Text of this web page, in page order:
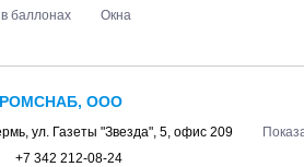
в баллонах
Окна
ООО
, ул. Газеты "Звезда", 5, офис 209
+7 342 212-08-24